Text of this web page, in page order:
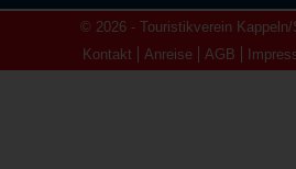
© 2026 - Touristikverein Kappeln/
Kontakt
Anreise AGB